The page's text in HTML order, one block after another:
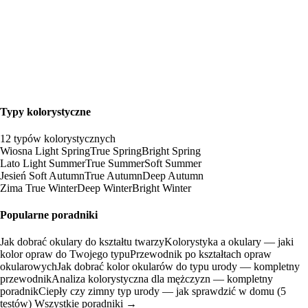
Typy kolorystyczne
12 typów kolorystycznych
Wiosna Light SpringTrue SpringBright Spring
Lato Light SummerTrue SummerSoft Summer
Jesień Soft AutumnTrue AutumnDeep Autumn
Zima True WinterDeep WinterBright Winter
Popularne poradniki
Jak dobrać okulary do kształtu twarzyKolorystyka a okulary — jaki
kolor opraw do Twojego typuPrzewodnik po kształtach opraw
okularowychJak dobrać kolor okularów do typu urody — kompletny
przewodnikAnaliza kolorystyczna dla mężczyzn — kompletny
poradnikCiepły czy zimny typ urody — jak sprawdzić w domu (5
testów) Wszystkie poradniki →